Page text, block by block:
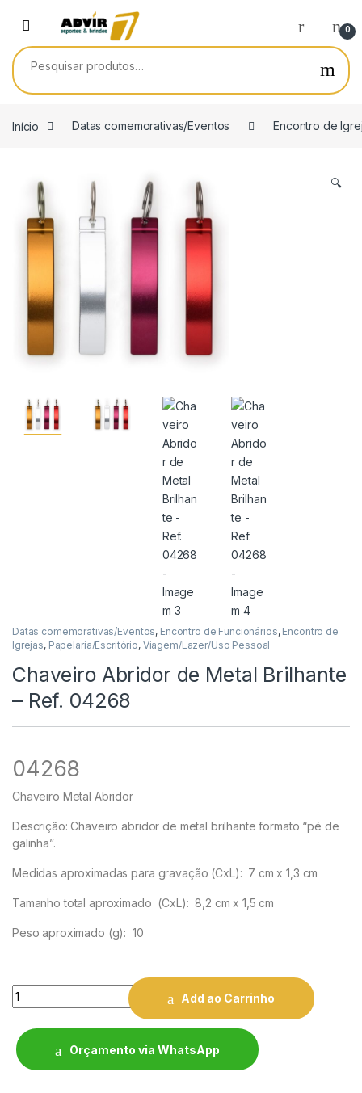
0
Pesquisar por:
Início Datas comemorativas/Eventos Encontro de
🔍
Datas comemorativas/Eventos, Encontro de Funcionários, Encontro de
Igrejas, Papelaria/Escritório, Viagem/Lazer/Uso Pessoal
Chaveiro Abridor de Metal Brilhante
– Ref. 04268
04268
Chaveiro Metal Abridor
Descrição:Chaveiro abridor de metal brilhante formato “pé de
galinha”.
Medidas aproximadas para gravação (CxL): 7 cm x 1,3 cm
Tamanho total aproximado (CxL): 8,2 cm x 1,5 cm
Peso aproximado (g): 10
Quantity
Add ao Carrinho
Orçamento via WhatsApp